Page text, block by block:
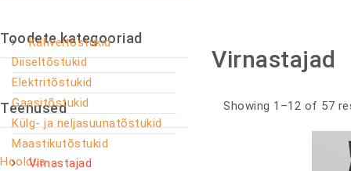
Kahveltõstukid
Diiseltõstukid
Elektritõstukid
Gaasitõstukid
Külg- ja neljasuunatõstukid
Maastikutõstukid
Virnastajad
Virnastajad
Showing 1–12 of 57
Toodete kategooriad
Teenused
Hooldus